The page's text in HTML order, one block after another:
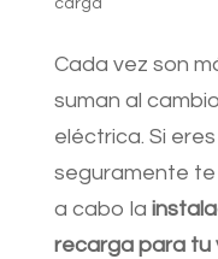
carga
Cada vez son
suman al
eléctrica. Si
seguramente
a cabo la
recarga para tu